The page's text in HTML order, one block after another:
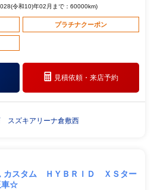
令和10)年02月まで：60000km)
プラチナクーポン
見積依頼・来店予約
スズキアリーナ倉敷西
カスタム ＨＹＢＲＩＤ ＸＳター
車☆